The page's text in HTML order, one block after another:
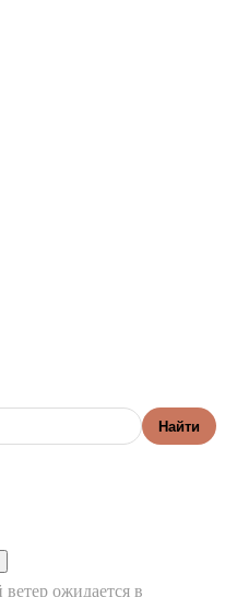
Найти
ожидается в